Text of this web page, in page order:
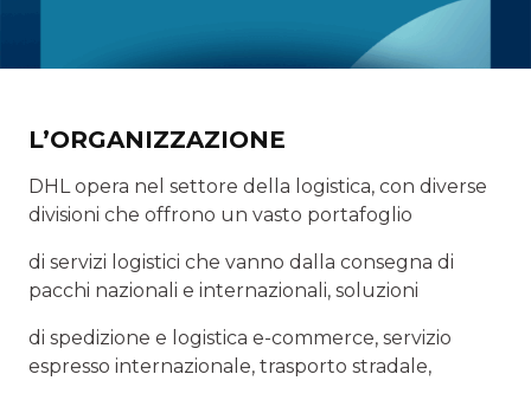
L’ORGANIZZAZIONE
DHL opera nel settore della logistica, con diverse
divisioni che offrono un vasto portafoglio
di servizi logistici che vanno dalla consegna di
pacchi nazionali e internazionali, soluzioni
di spedizione e logistica e-commerce, servizio
espresso internazionale, trasporto stradale,